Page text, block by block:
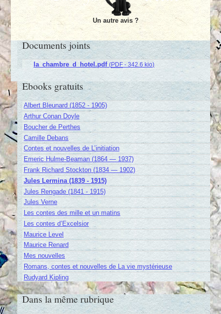
Un autre avis ?
Documents joints
la_chambre_d_hotel.pdf (PDF- 342.6 kio)
Ebooks gratuits
Albert Bleunard (1852 - 1905)
Arthur Conan Doyle
Boucher de Perthes
Camille Debans
Contes et nouvelles de L’initiation
Emeric Hulme-Beaman (1864 — 1937)
Frank Richard Stockton (1834 — 1902)
Jules Lermina (1839 - 1915)
Jules Rengade (1841 - 1915)
Jules Verne
Les contes des mille et un matins
Les contes d’Excelsior
Maurice Level
Maurice Renard
Mes nouvelles
Romans, contes et nouvelles de La vie mystérieuse
Rudyard Kipling
Dans la même rubrique